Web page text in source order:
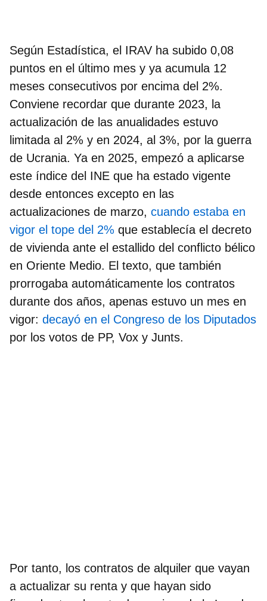
Según Estadística, el IRAV ha subido 0,08
puntos en el último mes y ya acumula 12
meses consecutivos por encima del 2%.
Conviene recordar que durante 2023, la
actualización de las anualidades estuvo
limitada al 2% y en 2024, al 3%, por la guerra
de Ucrania. Ya en 2025, empezó a aplicarse
este índice del INE que ha estado vigente
desde entonces excepto en las
actualizaciones de marzo, cuando estaba en
vigor el tope del 2% que establecía el decreto
de vivienda ante el estallido del conflicto bélico
en Oriente Medio. El texto, que también
prorrogaba automáticamente los contratos
durante dos años, apenas estuvo un mes en
vigor: decayó en el Congreso de los Diputados
por los votos de PP, Vox y Junts.
Por tanto, los contratos de alquiler que vayan
a actualizar su renta y que hayan sido